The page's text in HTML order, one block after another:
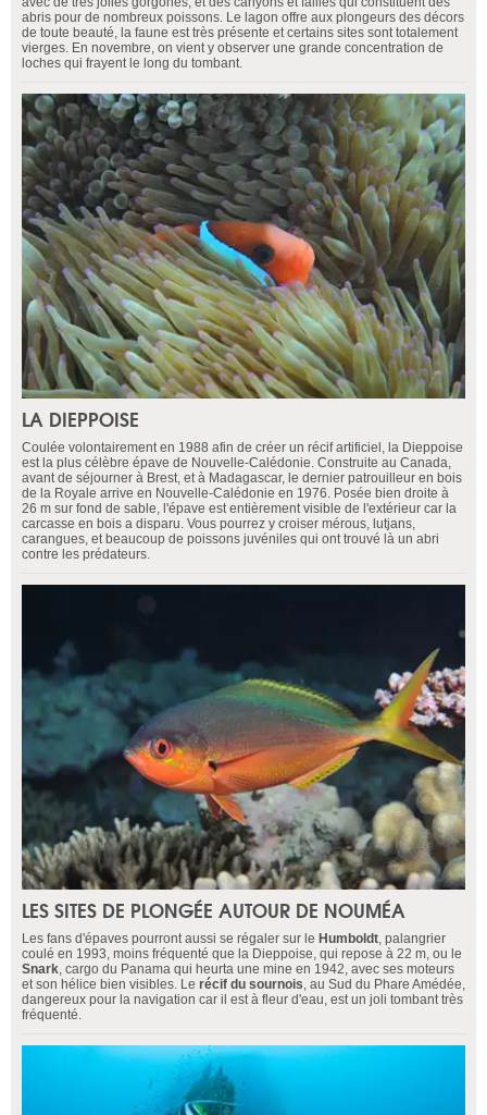
abris pour de nombreux poissons. Le lagon offre aux plongeurs des décors
de toute beauté, la faune est très présente et certains sites sont totalement
vierges. En novembre, on vient y observer une grande concentration de
loches qui frayent le long du tombant.
LA DIEPPOISE
Coulée volontairement en 1988 afin de créer un récif artificiel, la Dieppoise
est la plus célèbre épave de Nouvelle-Calédonie. Construite au Canada,
avant de séjourner à Brest, et à Madagascar, le dernier patrouilleur en bois
de la Royale arrive en Nouvelle-Calédonie en 1976. Posée bien droite à
26 m sur fond de sable, l'épave est entièrement visible de l'extérieur car la
carcasse en bois a disparu. Vous pourrez y croiser mérous, lutjans,
carangues, et beaucoup de poissons juvéniles qui ont trouvé là un abri
contre les prédateurs.
LES SITES DE PLONGÉE AUTOUR DE NOUMÉA
Les fans d'épaves pourront aussi se régaler sur le Humboldt, palangrier
coulé en 1993, moins fréquenté que la Dieppoise, qui repose à 22 m, ou le
Snark, cargo du Panama qui heurta une mine en 1942, avec ses moteurs
et son hélice bien visibles. Le récif du sournois, au Sud du Phare Amédée,
dangereux pour la navigation car il est à fleur d'eau, est un joli tombant très
fréquenté.